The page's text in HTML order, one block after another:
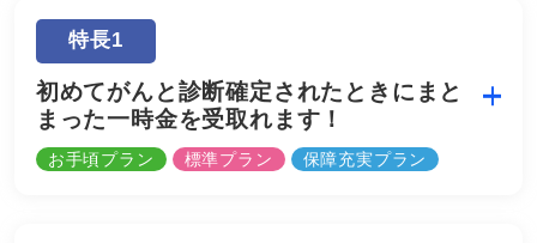
特長1
初めてがんと診断確定されたときにまと
まった一時金を受取れます！
お手頃プラン 標準プラン 保障充実プラン